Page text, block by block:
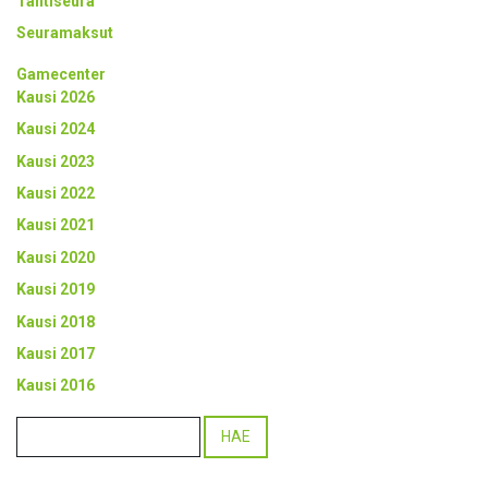
Seuramaksut
Gamecenter
Kausi 2026
Kausi 2024
Kausi 2023
Kausi 2022
Kausi 2021
Kausi 2020
Kausi 2019
Kausi 2018
Kausi 2017
Kausi 2016